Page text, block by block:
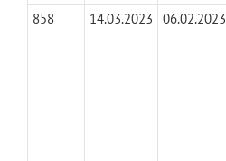
858
14.03.2023 06.02.2023